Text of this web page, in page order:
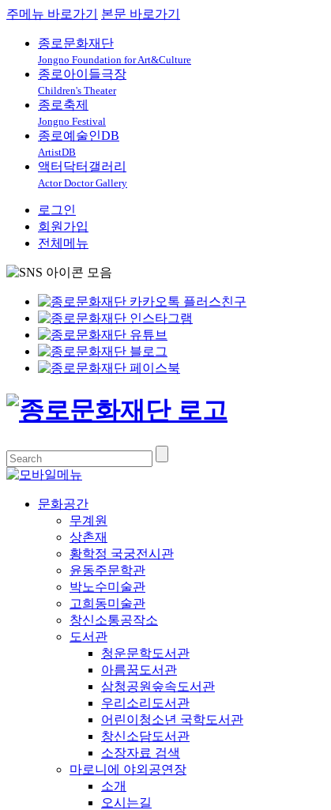
주메뉴 바로가기 본문 바로가기
종로문화재단
Jongno Foundation for Art&Culture
종로아이들극장
Children's Theater
종로축제
Jongno Festival
종로예술인DB
ArtistDB
액터닥터갤러리
Actor Doctor Gallery
로그인
회원가입
전체메뉴
문화공간
무계원
상촌재
황학정 국궁전시관
윤동주문학관
박노수미술관
고희동미술관
창신소통공작소
도서관
청운문학도서관
아름꿈도서관
삼청공원숲속도서관
우리소리도서관
어린이청소년 국학도서관
창신소담도서관
소장자료 검색
마로니에 야외공연장
소개
오시는길